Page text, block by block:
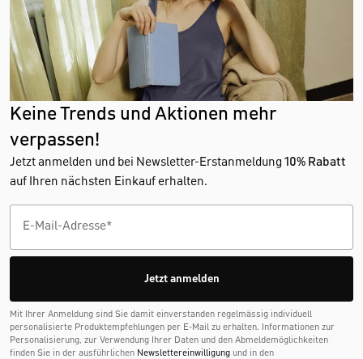
Keine Trends und Aktionen mehr
verpassen!
Jetzt anmelden und bei Newsletter-Erstanmeldung 10% Rabatt
auf Ihren nächsten Einkauf erhalten.
Jetzt anmelden
Mit Ihrer Anmeldung sind Sie damit einverstanden regelmässig individuell
personalisierte Produktempfehlungen per E-Mail zu erhalten. Informationen zur
Personalisierung, zur Verwendung Ihrer Daten und den Abmelde­möglichkeiten
finden Sie in der ausführlichen Newslettereinwilligung und in den